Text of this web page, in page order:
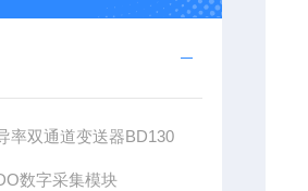
率双通道变送器BD130
数字采集模块